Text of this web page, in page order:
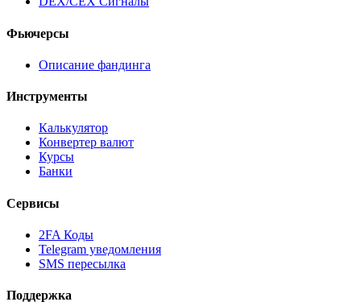
Фьючерсы
Описание фандинга
Инструменты
Калькулятор
Конвертер валют
Курсы
Банки
Сервисы
2FA Коды
Telegram уведомления
SMS пересылка
Поддержка